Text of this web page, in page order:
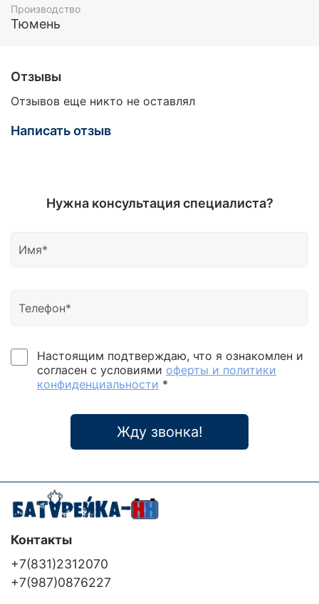
Производство
Тюмень
Отзывы
Отзывов еще никто не оставлял
Написать отзыв
Нужна консультация специалиста?
Настоящим подтверждаю, что я ознакомлен и
согласен с условиями оферты и политики
конфиденциальности *
Жду звонка!
Контакты
+7(831)2312070
+7(987)0876227